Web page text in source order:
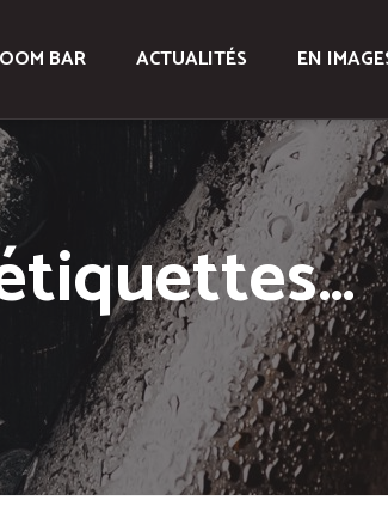
BAR ACTUALITÉS EN